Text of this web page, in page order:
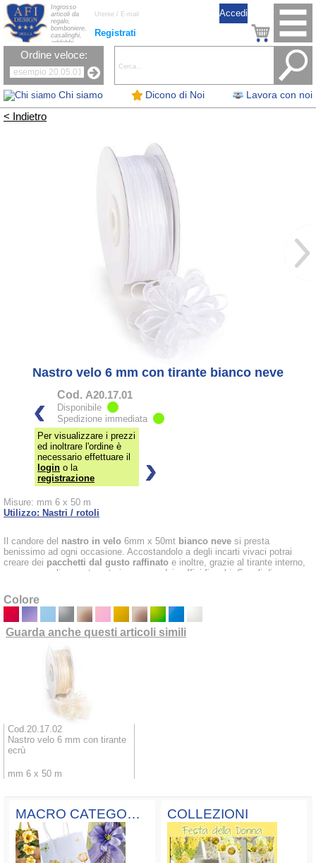
Chi siamo Dicono di Noi Lavora con noi
Registrati
Ingrosso
articoli da
regalo,
bomboniere,
casalinghi,
addobbi
natalizi, nastri,
oggettistica,
la tavola, fiori
artificiali e
candele.
Ordine veloce:
< Indietro
Nastro velo 6 mm con tirante bianco neve
Cod. A20.17.01
Disponibile
Spedizione immediata
Per visualizzare i prezzi
ed inoltrare l'ordine è
necessario effettuare il
login o la
registrazione
Misure: mm 6 x 50 m
Utilizzo: Nastri / rotoli
Il candore del nastro in velo 6mm x 50mt bianco neve si presta
benissimo ad ogni occasione. Accostandolo a degli incarti vivaci potrai
creare dei pacchetti dal gusto raffinato e inoltre, grazie al tirante interno,
con un semplice gesto potrai generare dei soffici fiocchi. Scegli di
un effetto più finito prova ad accostarlo agli innumerevoli nastri presenti nel
nostro assortimento.
Colore
Guarda anche questi articoli simili
Cod.20.17.02
Nastro velo 6 mm con tirante
ecrù
mm 6 x 50 m
MACRO CATEGORIE COLLEZIONI